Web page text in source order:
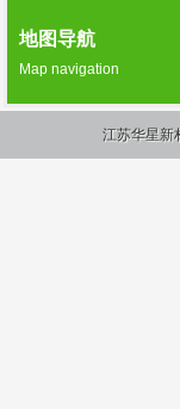
地图导航
Map navigation
江苏华星新